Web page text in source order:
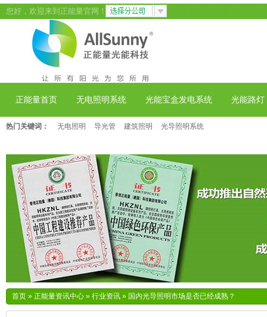
您好，欢迎来到正能量官网！
正能量首页 无电照明系统 光能宝盒发电系统 光能路灯
热门关键词： 无电照明 导光管 建筑照明 光导照明系统
首页 » 正能量资讯中心 » 行业资讯 » 国内光导照明市场是否已经成熟？